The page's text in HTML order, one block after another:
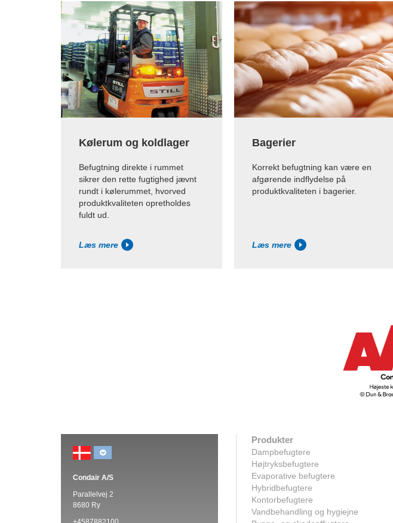
Kølerum og koldlager
Befugtning direkte i rummet
sikrer den rette fugtighed jævnt
rundt i kølerummet, hvorved
produktkvaliteten opretholdes
fuldt ud.
Læs mere
Bagerier
Korrekt befugtning kan være en
afgørende indflydelse på
produktkvaliteten i bagerier.
Læs mere
Condair A/S
Parallelvej 2
8680 Ry
Produkter
Dampbefugtere
Højtryksbefugtere
Evaporative befugtere
Hybridbefugtere
Kontorbefugtere
Vandbehandling og hygiejne